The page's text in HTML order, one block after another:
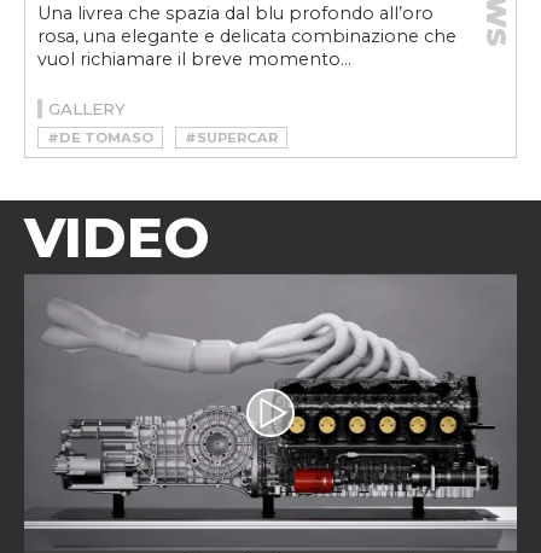
Una livrea che spazia dal blu profondo all’oro
rosa, una elegante e delicata combinazione che
vuol richiamare il breve momento...
GALLERY
#DE TOMASO #SUPERCAR
VIDEO